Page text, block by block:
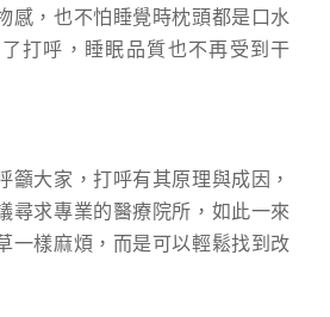
感，也不怕睡覺時枕頭都是口水
打呼，睡眠品質也不再受到干
籲大家，打呼有其原理與成因，
尋求專業的醫療院所，如此一來
一樣麻煩，而是可以輕鬆找到改